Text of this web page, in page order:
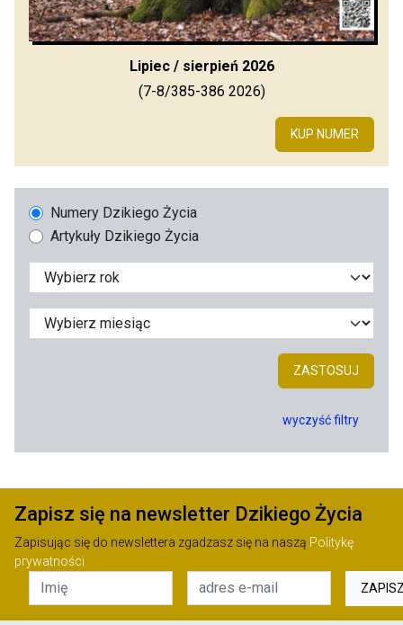
Lipiec / sierpień 2026
(7-8/385-386 2026)
KUP NUMER
Numery Dzikiego Życia
Artykuły Dzikiego Życia
ZASTOSUJ
wyczyść filtry
Zapisz się na newsletter Dzikiego Życia
Zapisując się do newslettera zgadzasz się na naszą Politykę
prywatności